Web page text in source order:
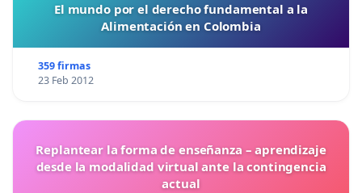
El mundo por el derecho fundamental a la
Alimentación en Colombia
359 firmas
23 Feb 2012
Replantear la forma de enseñanza – aprendizaje
desde la modalidad virtual ante la contingencia
actual